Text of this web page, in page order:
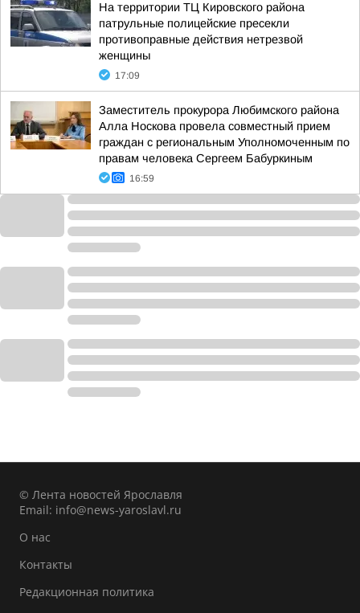
На территории ТЦ Кировского района
патрульные полицейские пресекли
противоправные действия нетрезвой
женщины
17:09
Заместитель прокурора Любимского района
Алла Носкова провела совместный прием
граждан с региональным Уполномоченным по
правам человека Сергеем Бабуркиным
16:59
© Лента новостей Ярославля
Email: info@news-yaroslavl.ru
О нас
Контакты
Редакционная политика